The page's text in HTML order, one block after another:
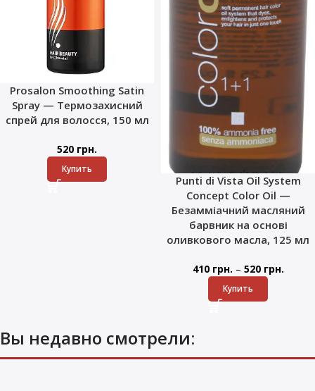
Prosalon Smoothing Satin
Spray — Термозахисний
спрей для волосся, 150 мл
520 грн.
Купить
Punti di Vista Oil System
Concept Color Oil —
Безамміачний масляний
барвник на основі
оливкового масла, 125 мл
410 грн. – 520 грн.
Купить
Вы недавно смотрели: